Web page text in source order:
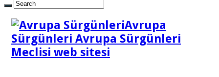
Avrupa
Sürgünleri Avrupa Sürgünleri
Meclisi web sitesi